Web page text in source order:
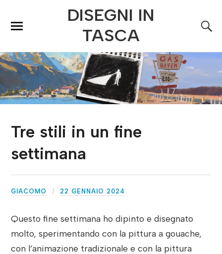
DISEGNI IN
TASCA
Tre stili in un fine
settimana
GIACOMO 22 GENNAIO 2024
Questo fine settimana ho dipinto e disegnato
molto, sperimentando con la pittura a gouache,
con l’animazione tradizionale e con la pittura